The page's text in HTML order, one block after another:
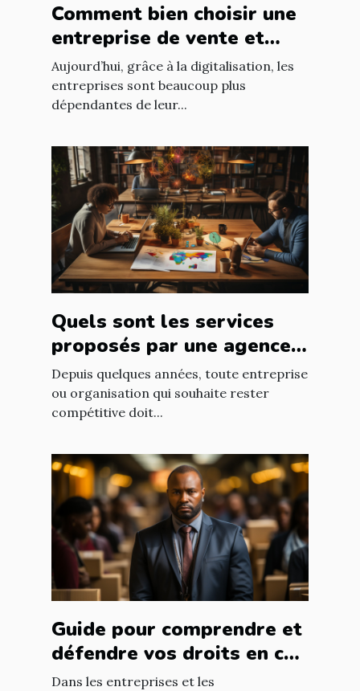
Comment bien choisir une
entreprise de vente et
d'installation de parc
informatique ?
Aujourd’hui, grâce à la digitalisation, les
entreprises sont beaucoup plus
dépendantes de leur...
Quels sont les services
proposés par une agence
web ?
Depuis quelques années, toute entreprise
ou organisation qui souhaite rester
compétitive doit...
Guide pour comprendre et
défendre vos droits en cas
de licenciement abusif
Dans les entreprises et les